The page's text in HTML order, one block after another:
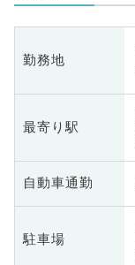
勤務地
最寄り駅
自動車通勤
駐車場